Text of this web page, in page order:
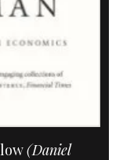
(Daniel